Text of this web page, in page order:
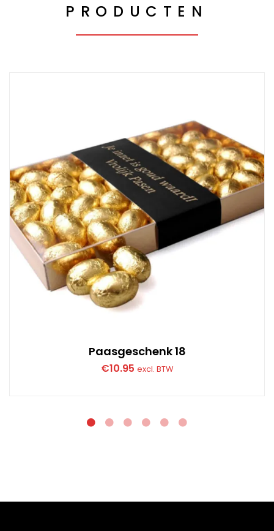
PRODUCTEN
Paasgeschenk 18
€10.95 excl. BTW